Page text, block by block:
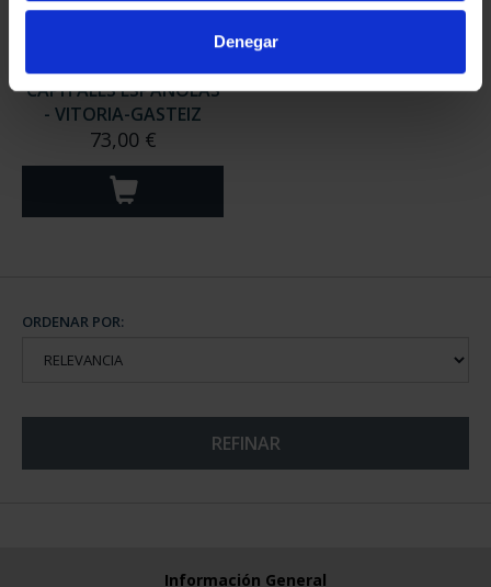
Denegar
CAPITALES ESPAÑOLAS
- VITORIA-GASTEIZ
73,00 €
ORDENAR POR:
REFINAR
Información General